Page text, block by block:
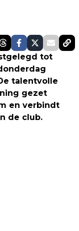
tot
talentvolle
gezet
en verbindt
de club.